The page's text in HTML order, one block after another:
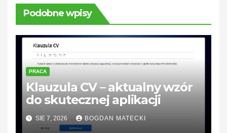
Podobne wpisy
PRACA
Klauzula CV – aktualny wzór
do skutecznej aplikacji
SIE 7, 2026 BOGDAN MATECKI